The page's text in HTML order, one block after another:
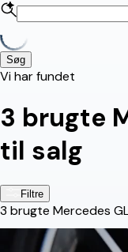
Søg
Vi har fundet
3 brugte
til salg
Filtre
3 brugte Mercedes